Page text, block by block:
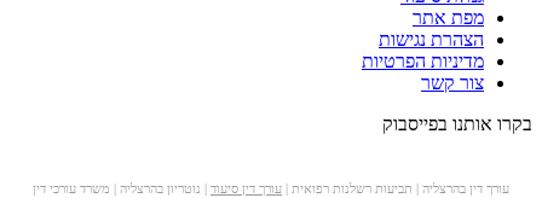
מפת אתר
הצהרת נגישות
מדיניות הפרטיות
צור קשר
בקרו אותנו בפייסבוק
עורך דין בהרצליה | תביעות רשלנות רפואית | עורך דין סיעוד | נוטריון בהרצליה | משרד עורכי דין